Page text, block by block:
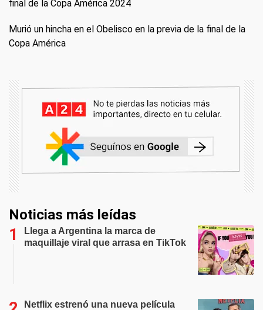
final de la Copa América 2024
Murió un hincha en el Obelisco en la previa de la final de la
Copa América
Noticias más leídas
Llega a Argentina la marca de
maquillaje viral que arrasa en TikTok
Netflix estrenó una nueva película